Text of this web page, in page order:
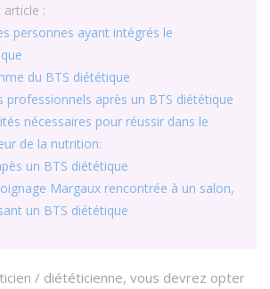
:
personnes ayant intégrés le
du BTS diététique
professionnels après un BTS diététique
nécessaires pour réussir dans le
de la nutrition:
un BTS diététique
Margaux rencontrée à un salon,
un BTS diététique
/ diététicienne, vous devrez opter